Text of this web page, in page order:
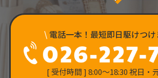
\ 電話一本！最短即日駆けつけ
[ 受付時間 ] 8:00〜18:30 祝日・